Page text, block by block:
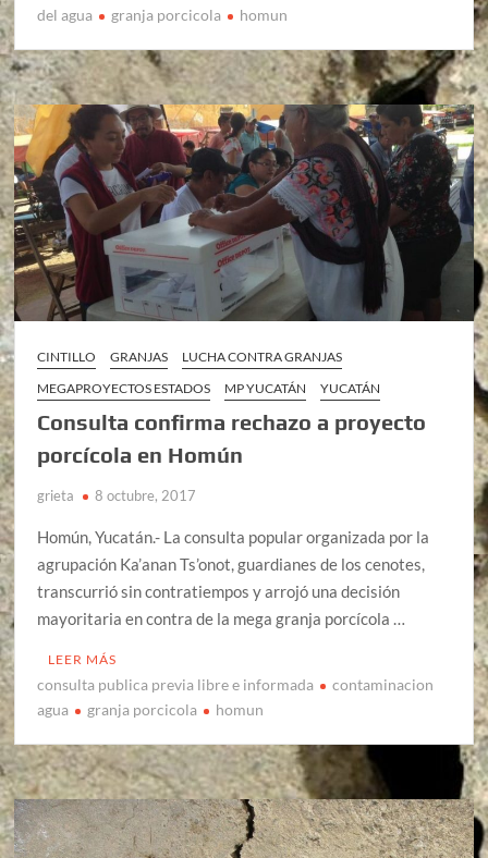
del agua
granja porcicola homun
CINTILLO GRANJAS
LUCHA CONTRA GRANJAS
MEGAPROYECTOS ESTADOS
MP YUCATÁN YUCATÁN
Consulta confirma rechazo a proyecto
porcícola en Homún
grieta 8 octubre, 2017
Homún, Yucatán.- La consulta popular organizada por la
agrupación Ka’anan Ts’onot, guardianes de los cenotes,
transcurrió sin contratiempos y arrojó una decisión
mayoritaria en contra de la mega granja porcícola …
LEER MÁS
consulta publica previa libre e informada
contaminacion
agua
granja porcicola homun